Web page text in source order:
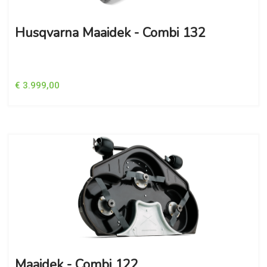
Husqvarna Maaidek - Combi 132
€ 3.999,00